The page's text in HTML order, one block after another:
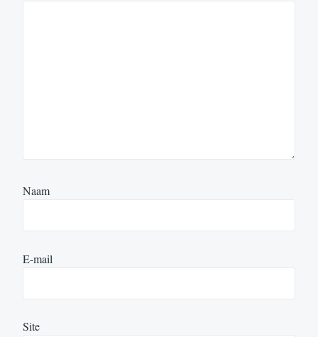
Naam
E-mail
Site